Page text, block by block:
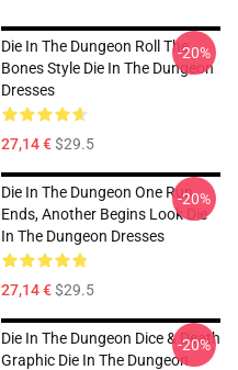
Die In The Dungeon Roll The
Bones Style Die In The Dungeon
Dresses
27,14 €$29.5
-20%
Die In The Dungeon One Run
Ends, Another Begins Look Die
In The Dungeon Dresses
27,14 €$29.5
-20%
Die In The Dungeon Dice & Death
Graphic Die In The Dungeon
-20%